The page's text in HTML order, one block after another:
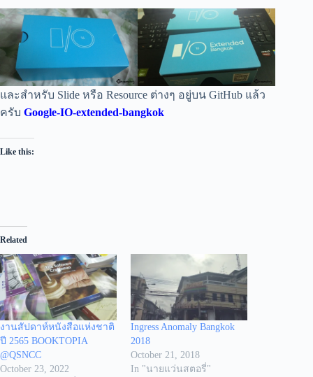
และสำหรับ Slide หรือ Resource ต่างๆ อยู่บน GitHub แล้ว
ครับ Google-IO-extended-bangkok
Like this:
Related
งานสัปดาห์หนังสือแห่งชาติ
ปี 2565 BOOKTOPIA
@QSNCC
October 23, 2022
Ingress Anomaly Bangkok
2018
October 21, 2018
In "นายแว่นสตอรี่"